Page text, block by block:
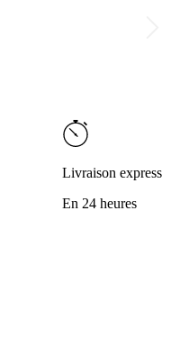
Livraison express
En 24 heures